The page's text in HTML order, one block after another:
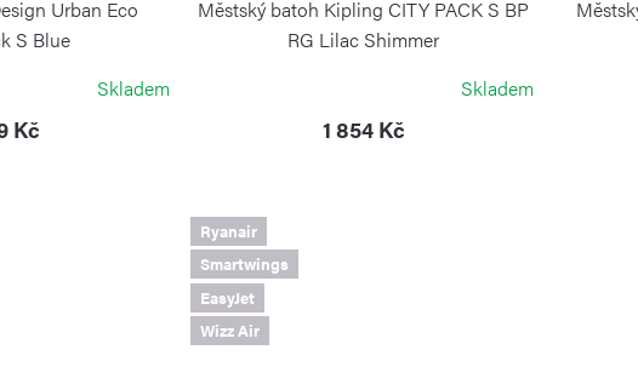
Urban Eco
S Blue
Skladem
Kč
Městský batoh Kipling CITY PACK S BP
RG Lilac Shimmer
Skladem
1 854 Kč
Ryanair
Smartwings
EasyJet
Wizz Air